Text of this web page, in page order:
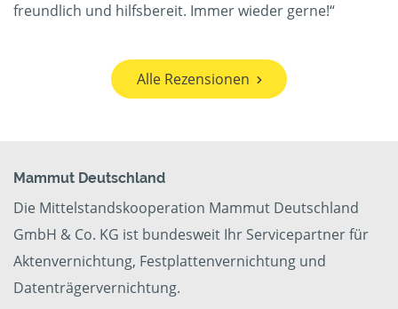
freundlich und hilfsbereit. Immer wieder gerne!“
Alle Rezensionen
Mammut Deutschland
Die Mittelstandskooperation Mammut Deutschland
GmbH & Co. KG ist bundesweit Ihr Servicepartner für
Aktenvernichtung, Festplattenvernichtung und
Datenträgervernichtung.